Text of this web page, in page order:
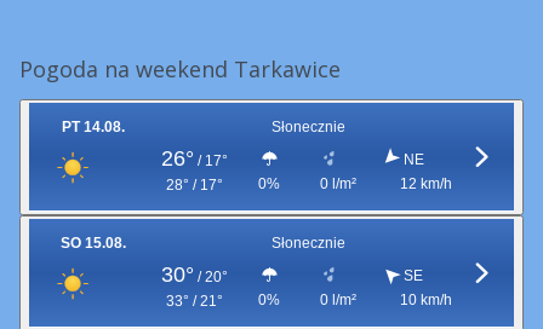
Pogoda na weekend Tarkawice
PT 14.08. Słonecznie
26° / 17°
28° / 17°
0% 0 l/m²
NE
12 km/h
SO 15.08. Słonecznie
30° / 20°
33° / 21°
0% 0 l/m²
SE
10 km/h